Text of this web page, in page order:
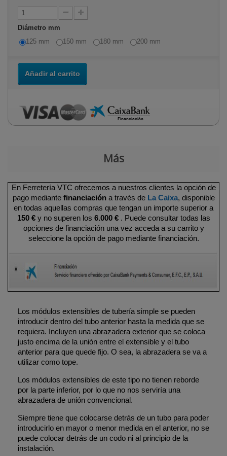
Diámetro mm
125 mm
150 mm 180 mm 200 mm
Añadir al carrito
Más
En Ferretería VTC ofrecemos a nuestros clientes la opción de
pago mediante financiacióna través de La Caixa, disponible
en todas aquellas compras que tengan un importe superior a
150 €y no superen los 6.000 €. Puede consultar todas las
opciones de financiación una vez acceda a su carrito y
seleccione la opción de pago mediante financiación.
Los módulos extensibles de tubería simple se pueden
introducir dentro del tubo anterior hasta la medida que se
requiera. Incluyen una abrazadera exterior que se coloca
justo encima de la unión entre el extensible y el tubo
anterior para que quede fijo. O sea, la abrazadera se va a
utilizar como tope.
Los módulos extensibles de este tipo no tienen reborde
por la parte inferior, por lo que no nos serviría una
abrazadera de unión convencional.
Siempre tiene que colocarse detrás de un tubo para poder
introducirlo en mayor o menor medida en el anterior, no se
puede colocar detrás de un codo ni al principio de la
instalación.